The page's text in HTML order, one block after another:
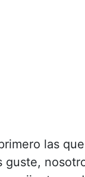
las